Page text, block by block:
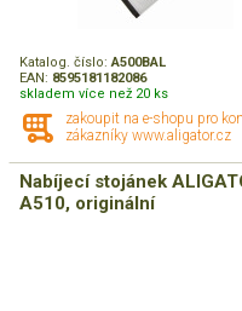
Katalog. číslo:A500BAL
EAN: 8595181182086
skladem více než 20 ks
zakoupit na e-shopu pro
zákazníky www.aligator.cz
Nabíjecí stojánek
A510, originální